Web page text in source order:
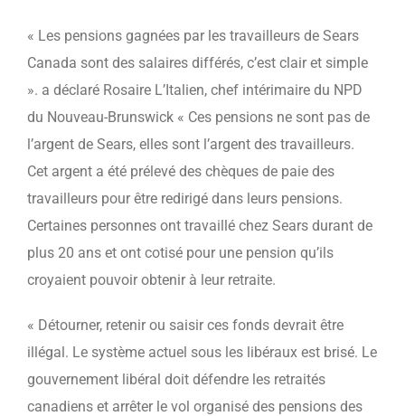
« Les pensions gagnées par les travailleurs de Sears
Canada sont des salaires différés, c’est clair et simple
». a déclaré Rosaire L’Italien, chef intérimaire du NPD
du Nouveau-Brunswick « Ces pensions ne sont pas de
l’argent de Sears, elles sont l’argent des travailleurs.
Cet argent a été prélevé des chèques de paie des
travailleurs pour être redirigé dans leurs pensions.
Certaines personnes ont travaillé chez Sears durant de
plus 20 ans et ont cotisé pour une pension qu’ils
croyaient pouvoir obtenir à leur retraite.
« Détourner, retenir ou saisir ces fonds devrait être
illégal. Le système actuel sous les libéraux est brisé. Le
gouvernement libéral doit défendre les retraités
canadiens et arrêter le vol organisé des pensions des